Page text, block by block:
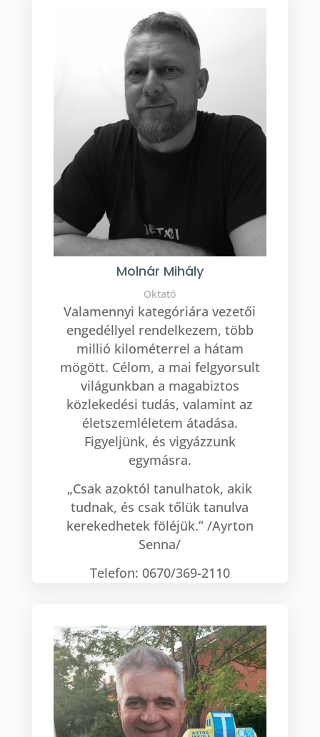
Molnár Mihály
Oktató
Valamennyi kategóriára vezetői
engedéllyel rendelkezem, több
millió kilométerrel a hátam
mögött. Célom, a mai felgyorsult
világunkban a magabiztos
közlekedési tudás, valamint az
életszemléletem átadása.
Figyeljünk, és vigyázzunk
egymásra.
„Csak azoktól tanulhatok, akik
tudnak, és csak tőlük tanulva
kerekedhetek föléjük.” /Ayrton
Senna/
Telefon: 0670/369-2110